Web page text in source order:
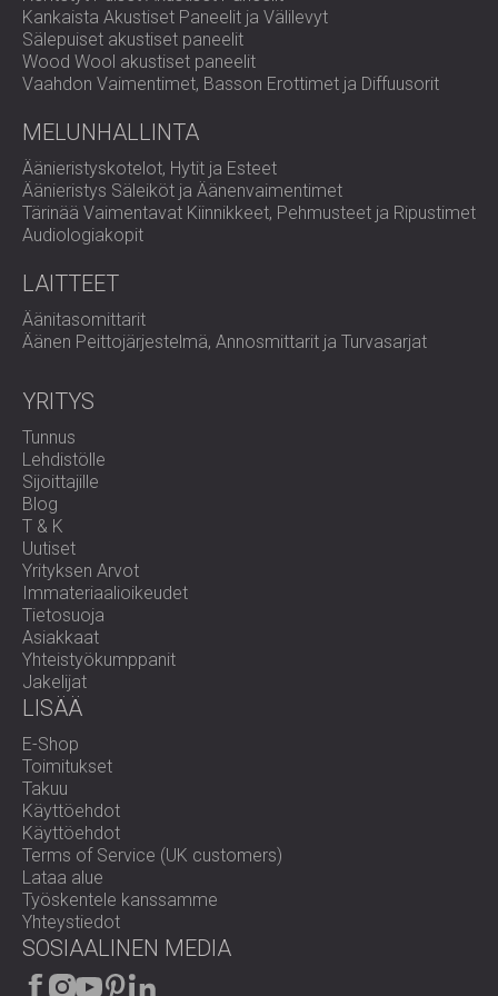
Kankaista Akustiset Paneelit ja Välilevyt
Sälepuiset akustiset paneelit
Wood Wool akustiset paneelit
Vaahdon Vaimentimet, Basson Erottimet ja Diffuusorit
MELUNHALLINTA
Äänieristyskotelot, Hytit ja Esteet
Äänieristys Säleiköt ja Äänenvaimentimet
Tärinää Vaimentavat Kiinnikkeet, Pehmusteet ja Ripustimet
Audiologiakopit
LAITTEET
Äänitasomittarit
Äänen Peittojärjestelmä, Annosmittarit ja Turvasarjat
YRITYS
Tunnus
Lehdistölle
Sijoittajille
Blog
T & K
Uutiset
Yrityksen Arvot
Immateriaalioikeudet
Tietosuoja
Asiakkaat
Yhteistyökumppanit
Jakelijat
LISÄÄ
E-Shop
Toimitukset
Takuu
Käyttöehdot
Käyttöehdot
Terms of Service (UK customers)
Lataa alue
Työskentele kanssamme
Yhteystiedot
SOSIAALINEN MEDIA